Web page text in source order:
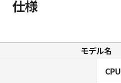
仕様
モデル名
CPU